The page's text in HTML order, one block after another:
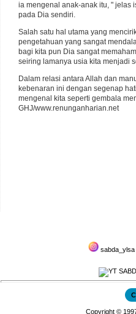
ia mengenal anak-anak itu, " jelas
pada Dia sendiri.
Salah satu hal utama yang
pengetahuan yang sangat
bagi kita pun Dia sangat
seiring lamanya usia kita menjadi
Dalam relasi antara Allah dan
kebenaran ini dengan segenap
mengenal kita seperti gembala
GHJ/www.renunganharian.net
sabda_ylsa
Copyright©